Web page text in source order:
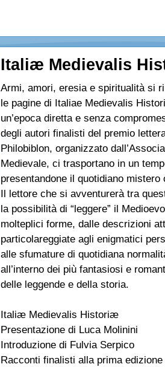
Italiæ Medievalis
Armi, amori, eresia e spiritualità si
le pagine di Italiae Medievalis
un’epoca diretta e senza
degli autori finalisti del premio
Philobiblon, organizzato
Medievale, ci trasportano in un
presentandone il quotidiano mistero
Il lettore che si avventurerà tra
la possibilità di “leggere” il
molteplici forme, dalle descrizioni
particolareggiate agli enigmatici
alle sfumature di quotidiana
all’interno dei più fantasiosi e
delle leggende e della storia.
Italiæ Medievalis Historiæ
Presentazione di Luca Molinini
Introduzione di Fulvia Serpico
Racconti finalisti alla prima